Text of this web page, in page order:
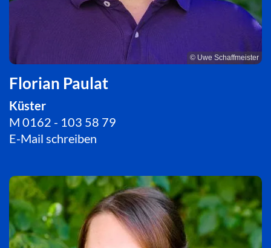
© Uwe Schaffmeister
Florian Paulat
Küster
M 0162 - 103 58 79
E-Mail schreiben